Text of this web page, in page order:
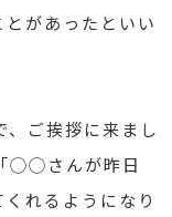
があったといい
、ご挨拶に来まし
◯◯さんが昨日
れるようになり